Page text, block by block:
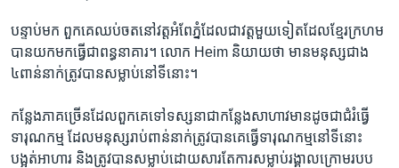
បន្ទាប់​មក ពួកគេ​ឈប់​ចត​នៅ​វត្ត​អំពែភ្នំដែល​ជា​វត្ត​មួយ​ទៀត​ដែល​ខ្មែរ​ក្រហម​
បាន​យក​មក​ធ្វើ​ជា​ពន្ធនាគារ។ ​លោក Heim​ និយាយ​ថា មាន​មនុស្ស​ជាង​
៤ពាន់នាក់​ត្រូវ​បាន​សម្លាប់​នៅ​ទី​នោះ។​
កន្លែង​ភាគច្រើនដែល​ពួកគេ​ទៅ​ទស្សនា​ជា​កន្លែង​សាហាវមាន​ដូចជា​ជំរំ​ធ្វើ​
ទារុណកម្ម ដែល​មនុស្ស​រាប់ពាន់​នាក់​ត្រូវ​បាន​គេ​ធ្វើ​ទារុណកម្ម​នៅ​ទី​នោះ
បង្អត់​អាហារ និង​ត្រូវ​បាន​សម្លាប់​ដោយសារ​តែ​ការ​សម្លាប់​រង្គាល​ក្រោម​របប​